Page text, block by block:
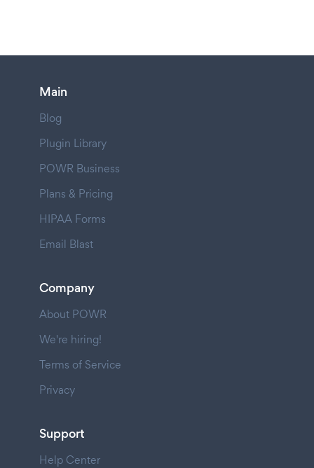
Main
Blog
Plugin Library
POWR Business
Plans & Pricing
HIPAA Forms
Email Blast
Company
About POWR
We're hiring!
Terms of Service
Privacy
Support
Help Center